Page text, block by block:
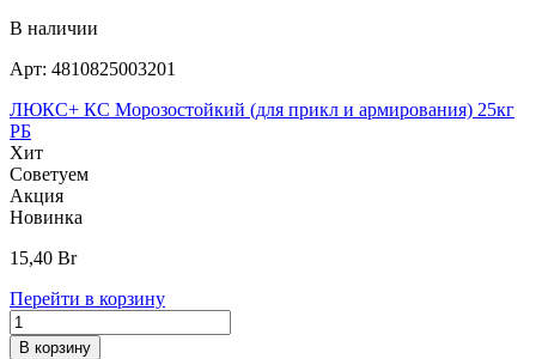
В наличии
Арт: 4810825003201
ЛЮКС+ КС Морозостойкий (для прикл и армирования) 25кг
РБ
Хит
Советуем
Акция
Новинка
15,40 Br
Перейти в корзину
В корзину